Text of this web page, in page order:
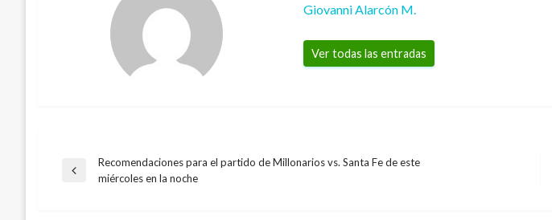
Giovanni Alarcón M.
Ver todas las entradas
Navegación
Entrada
Recomendaciones para el partido de Millonarios vs. Santa Fe de este
miércoles en la noche